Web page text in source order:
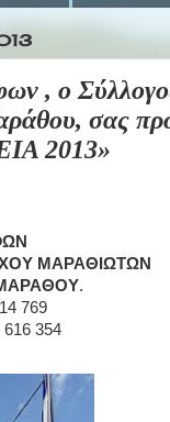
, ο
σας
2013»
ΜΑΡΑΘΙΩΤΩΝ
.
769
616 354